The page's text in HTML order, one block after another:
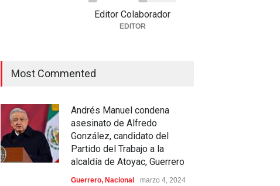
tres marcas récord en SantoEditor Colaborador
EDITOR
Most Commented
Andrés Manuel condena
asesinato de Alfredo
González, candidato del
Partido del Trabajo a la
alcaldía de Atoyac, Guerrero
Guerrero, Nacional marzo 4, 2024